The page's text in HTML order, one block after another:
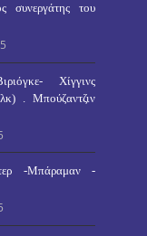
συνεργάτης του
Χίγγινς
. Μπούζαντζιν
-Μπάραμαν -